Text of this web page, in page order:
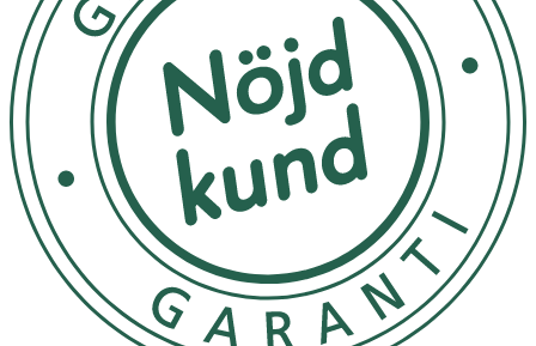
Användning
· Applicera i fuktigt hår. Massera upp ett lödder och
skölj noggrant. Upprepa vid behov.
· För bästa resultat, avsluta med balsam, förslagsvis
Hydrating & Strenghtening Conditioner
från
Lernberger Stafsing.
Förvaring
· Förvaras i rumstemperatur, skyddat från ljus och
utom räckhåll för små barn.